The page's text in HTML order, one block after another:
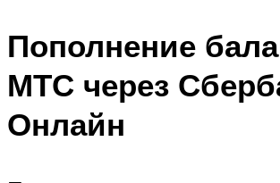
Пополнение
МТС через
Онлайн